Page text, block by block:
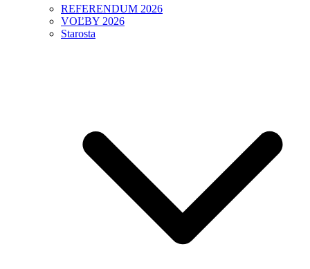
REFERENDUM 2026
VOĽBY 2026
Starosta